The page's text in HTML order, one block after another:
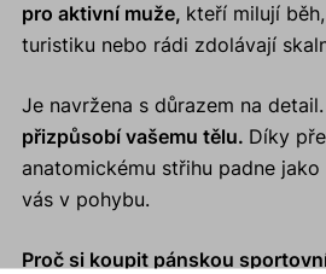
pro aktivní muže, kteří milují
turistiku nebo rádi zdolávají
Je navržena s důrazem na detail.
přizpůsobí vašemu tělu. Díky
anatomickému střihu padne
vás v pohybu.
Proč si koupit pánskou